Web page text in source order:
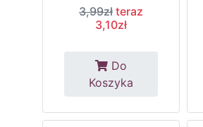
3,99zł teraz
3,10zł
Do
Koszyka